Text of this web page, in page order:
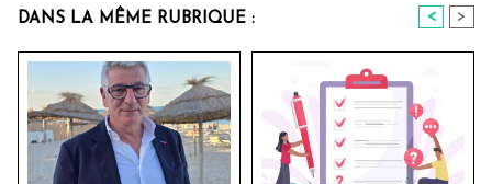
DANS LA MÊME RUBRIQUE : < >